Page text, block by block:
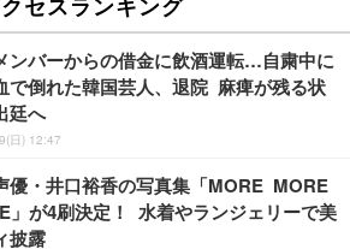
セスランキング
ンバーからの借金に飲酒運転…自粛中に
で倒れた韓国芸人、退院 麻痺が残る状
廷へ
日) 12:47
優・井口裕香の写真集「MORE MORE
」が4刷決定！ 水着やランジェリーで美
披露